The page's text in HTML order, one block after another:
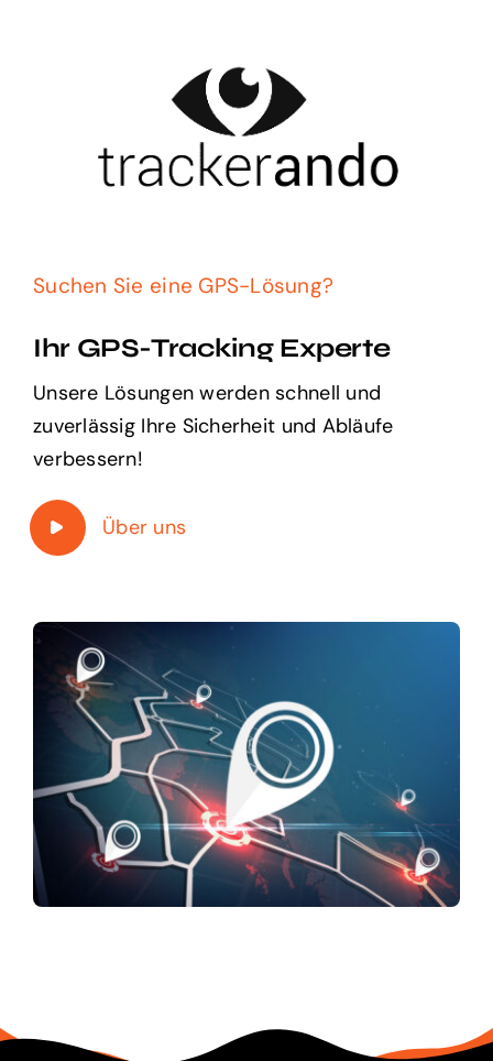
Suchen Sie eine GPS-Lösung?
Ihr GPS-Tracking Experte
Unsere Lösungen werden schnell und
zuverlässig Ihre Sicherheit und Abläufe
verbessern!
Über uns